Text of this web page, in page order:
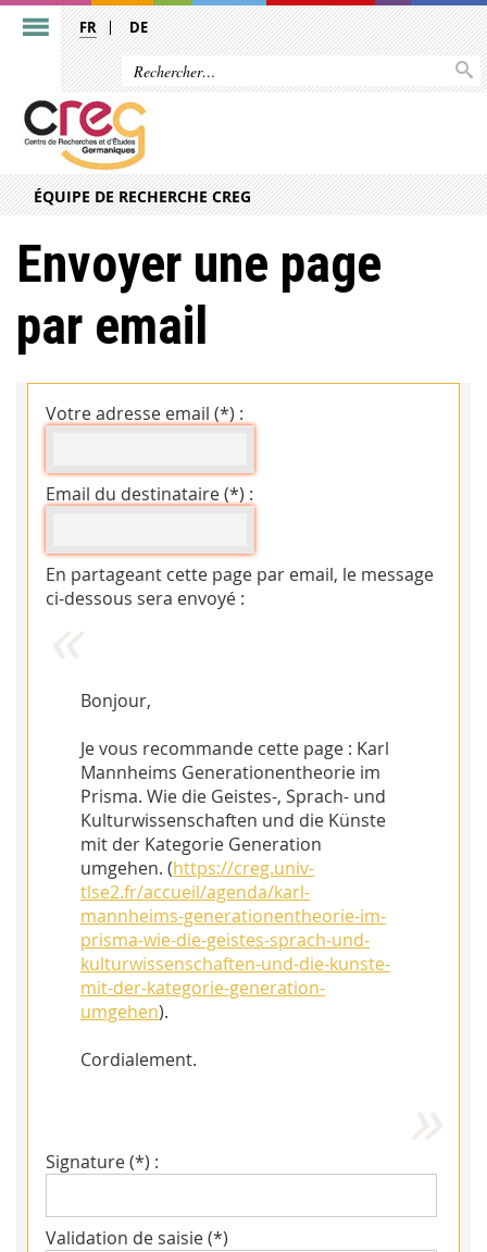
FR DE
ÉQUIPE DE RECHERCHE CREG
Envoyer une page
par email
Votre adresse email (*) :
Email du destinataire (*) :
En partageant cette page par email, le message
ci-dessous sera envoyé :
Bonjour,
Je vous recommande cette page : Karl
Mannheims Generationentheorie im
Prisma. Wie die Geistes-, Sprach- und
Kulturwissenschaften und die Künste
mit der Kategorie Generation
umgehen. (https://creg.univ-
tlse2.fr/accueil/agenda/karl-
mannheims-generationentheorie-im-
prisma-wie-die-geistes-sprach-und-
kulturwissenschaften-und-die-kunste-
mit-der-kategorie-generation-
umgehen).
Cordialement.
Signature (*) :
Validation de saisie (*)